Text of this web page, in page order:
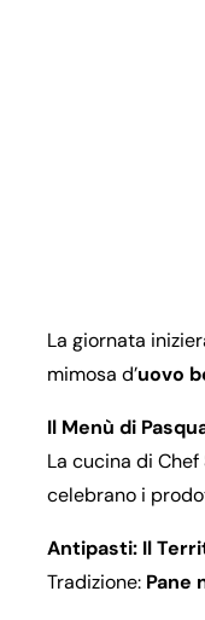
La giornata
mimosa d’uovo
Il Menù di
La cucina di
celebrano i
Antipasti: Il
Tradizione: Pane